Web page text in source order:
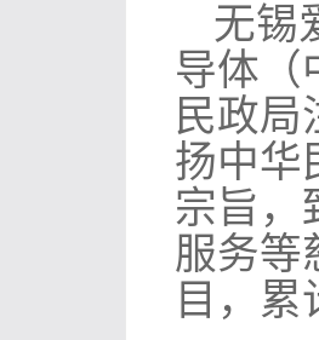
无锡
导体（
民政局
扬中华
宗旨，
服务等
目，